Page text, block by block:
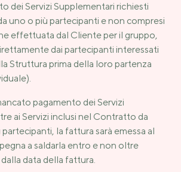
dei Servizi Supplementari richiesti
uno o più partecipanti e non compresi
effettuata dal Cliente per il gruppo,
dai partecipanti interessati
Struttura prima della loro partenza
pagamento dei Servizi
ai Servizi inclusi nel Contratto da
la fattura sarà emessa al
a saldarla entro e non oltre
data della fattura.